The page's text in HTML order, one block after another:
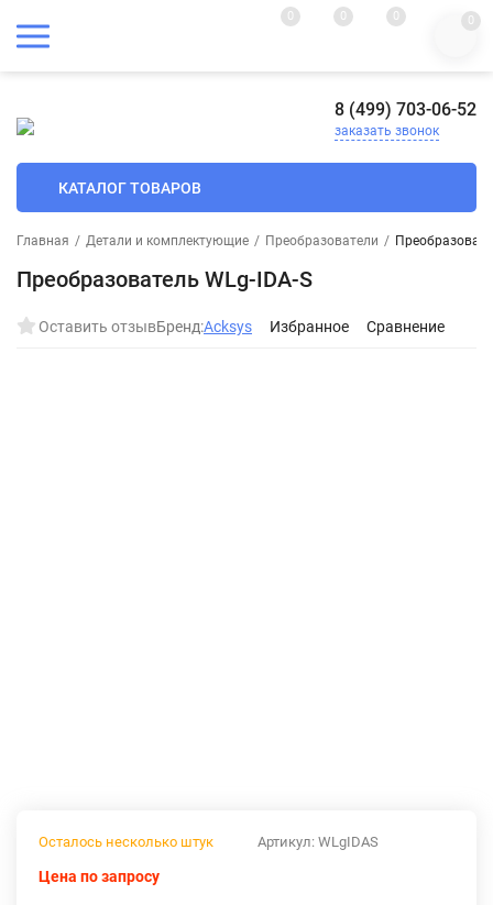
0 0 0 0
8 (499) 703-06-52
заказать звонок
КАТАЛОГ ТОВАРОВ
Главная / Детали и комплектующие / Преобразователи /
Преобразователь WLg-IDA-S
Оставить отзывБренд:Acksys Избранное Сравнение
Артикул: WLgIDAS
Осталось несколько штук
Цена по запросу